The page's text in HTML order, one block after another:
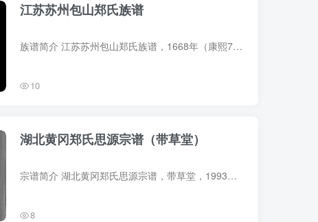
江苏苏州包山郑氏族谱
族谱简介 江苏苏州包山郑氏族谱，1668年（康熙7年）郑伯玙、郑性举等纂修，1册。始祖郑晔，后魏人。始迁祖郑白麟，字嘉征，隋末避乱从郑州南来，宅于吴之包山，因名其地曰郑泾。 族谱部分预览 ...
10
湖北黄冈郑氏思源宗谱（带草堂）
宗谱简介 湖北黄冈郑氏思源宗谱，带草堂，1993年郑绍元、郑绍国等纂修，29册。始迁祖郑振经（字世豪），明洪武二年自河南商城县银山岭迁居湖北黄冈五重里。支祖五世郑净儒（字晟祖）、郑净士（...
8